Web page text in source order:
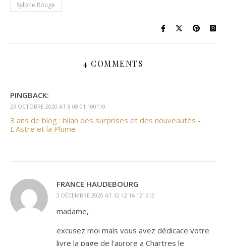
Sylphe Rouge
4 COMMENTS
PINGBACK:
23 OCTOBRE 2020 AT 8 08 01 100110
3 ans de blog : bilan des surprises et des nouveautés -
L'Astre et la Plume
FRANCE HAUDEBOURG
3 DÉCEMBRE 2020 AT 12 12 16 121612
madame,
excusez moi mais vous avez dédicace votre
livre la page de l’aurore a Chartres le